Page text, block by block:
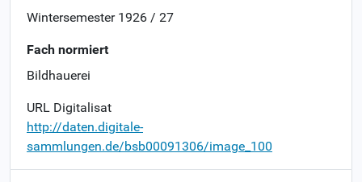
Wintersemester 1926 / 27
Fach normiert
Bildhauerei
URL Digitalisat
http://daten.digitale-
sammlungen.de/bsb00091306/image_100